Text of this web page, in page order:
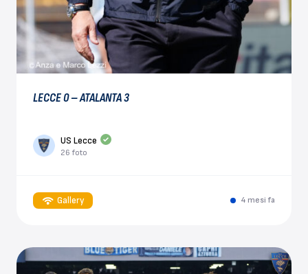
LECCE 0 – ATALANTA 3
US Lecce
26 foto
Gallery 4 mesi fa